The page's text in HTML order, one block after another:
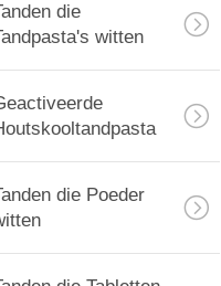
die
witten
die Poeder